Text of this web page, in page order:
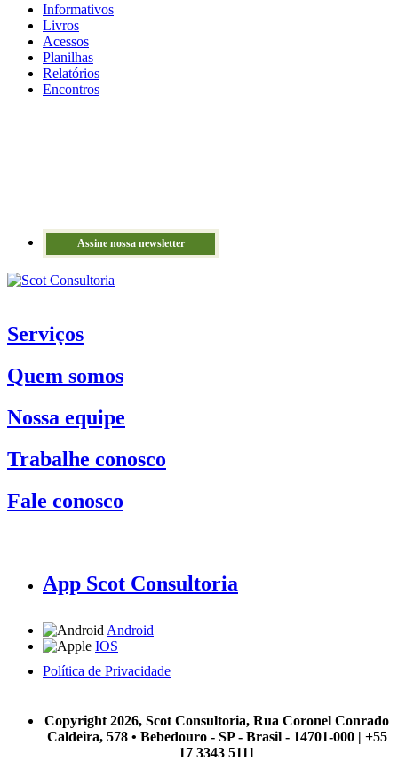
Informativos
Livros
Acessos
Planilhas
Relatórios
Encontros
Assine nossa newsletter
Serviços
Quem somos
Nossa equipe
Trabalhe conosco
Fale conosco
App Scot Consultoria
Android
IOS
Política de Privacidade
Copyright 2026, Scot Consultoria, Rua Coronel Conrado
Caldeira, 578 • Bebedouro - SP - Brasil - 14701-000 | +55
17 3343 5111